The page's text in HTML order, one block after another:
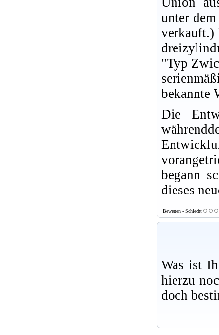
unter
verkauft.)
"Typ
bekannte
Die
begann
dieses
Bewerten - Schlecht
Was ist
hierzu
doch